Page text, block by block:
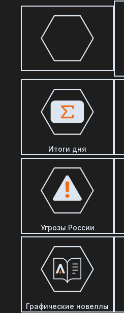
Итоги дня
Угрозы России
Графические новеллы